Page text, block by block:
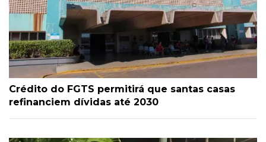
Crédito do FGTS permitirá que santas casas
refinanciem dívidas até 2030